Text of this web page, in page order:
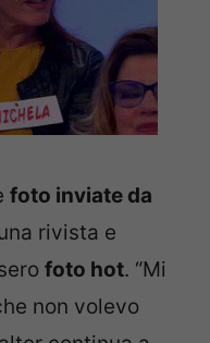
foto inviate da
rivista e
foto hot. “Mi
non volevo